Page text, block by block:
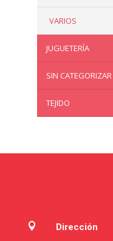
VARIOS
JUGUETERÍA
SIN CATEGORIZAR
TEJIDO
 Dirección